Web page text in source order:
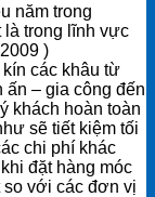
năm trong
là trong lĩnh vực
)
các khâu từ
ấn – gia công đến
khách hoàn toàn
sẽ tiết kiệm tối
chi phí khác
đặt hàng móc
so với các đơn vị